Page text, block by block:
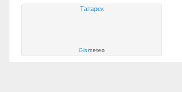
Татарск
Gismeteo